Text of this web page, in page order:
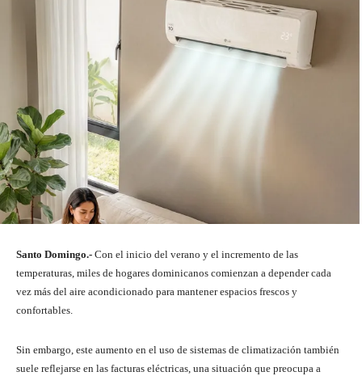
Santo Domingo.- Con el inicio del verano y el incremento de las
temperaturas, miles de hogares dominicanos comienzan a depender cada
vez más del aire acondicionado para mantener espacios frescos y
confortables.
Sin embargo, este aumento en el uso de sistemas de climatización también
suele reflejarse en las facturas eléctricas, una situación que preocupa a